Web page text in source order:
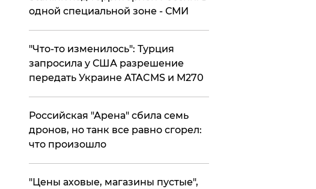
одной специальной зоне - СМИ
​"Что-то изменилось": Турция
запросила у США разрешение
передать Украине ATACMS и M270
​Российская "Арена" сбила семь
дронов, но танк все равно сгорел:
что произошло
​"Цены аховые, магазины пустые",